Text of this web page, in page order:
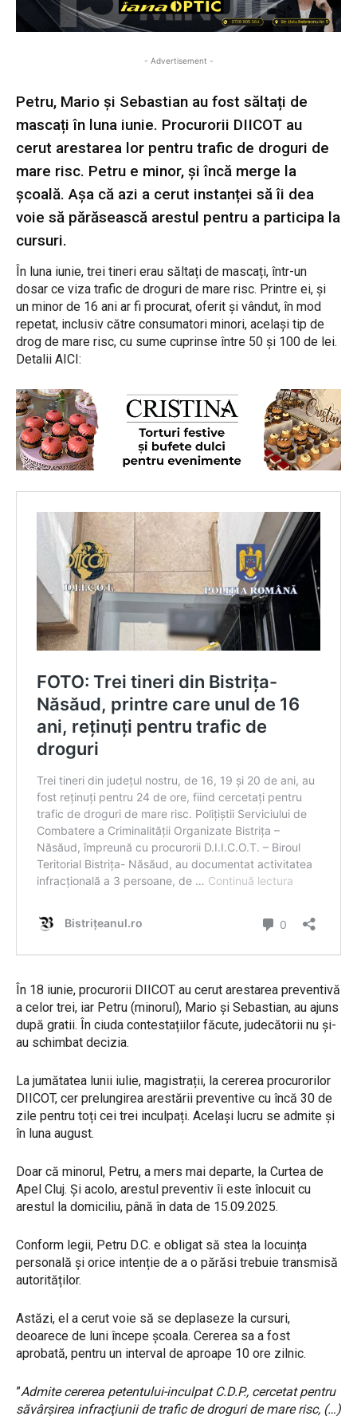
- Advertisement -
Petru, Mario și Sebastian au fost săltați de
mascați în luna iunie. Procurorii DIICOT au
cerut arestarea lor pentru trafic de droguri de
mare risc. Petru e minor, și încă merge la
școală. Așa că azi a cerut instanței să îi dea
voie să părăsească arestul pentru a participa la
cursuri.
În luna iunie, trei tineri erau săltați de mascați, într-un
dosar ce viza trafic de droguri de mare risc. Printre ei, și
un minor de 16 ani ar fi procurat, oferit și vândut, în mod
repetat, inclusiv către consumatori minori, același tip de
drog de mare risc, cu sume cuprinse între 50 și 100 de lei.
Detalii AICI:
În 18 iunie, procurorii DIICOT au cerut arestarea preventivă
a celor trei, iar Petru (minorul), Mario și Sebastian, au ajuns
după gratii. În ciuda contestațiilor făcute, judecătorii nu și-
au schimbat decizia.
La jumătatea lunii iulie, magistrații, la cererea procurorilor
DIICOT, cer prelungirea arestării preventive cu încă 30 de
zile pentru toți cei trei inculpați. Același lucru se admite și
în luna august.
Doar că minorul, Petru, a mers mai departe, la Curtea de
Apel Cluj. Și acolo, arestul preventiv îi este înlocuit cu
arestul la domiciliu, până în data de 15.09.2025.
Conform legii, Petru D.C. e obligat să stea la locuința
personală și orice intenție de a o părăsi trebuie transmisă
autorităților.
Astăzi, el a cerut voie să se deplaseze la cursuri,
deoarece de luni începe școala. Cererea sa a fost
aprobată, pentru un interval de aproape 10 ore zilnic.
”Admite cererea petentului-inculpat C.D.P., cercetat pentru
săvârşirea infracţiunii de trafic de droguri de mare risc, (…)